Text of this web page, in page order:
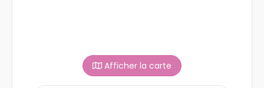
Afficher la carte